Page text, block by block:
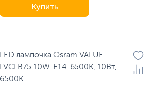
Купить
LED лампочка Osram VALUE
LVCLB75 10W-E14-6500K, 10Вт,
6500К